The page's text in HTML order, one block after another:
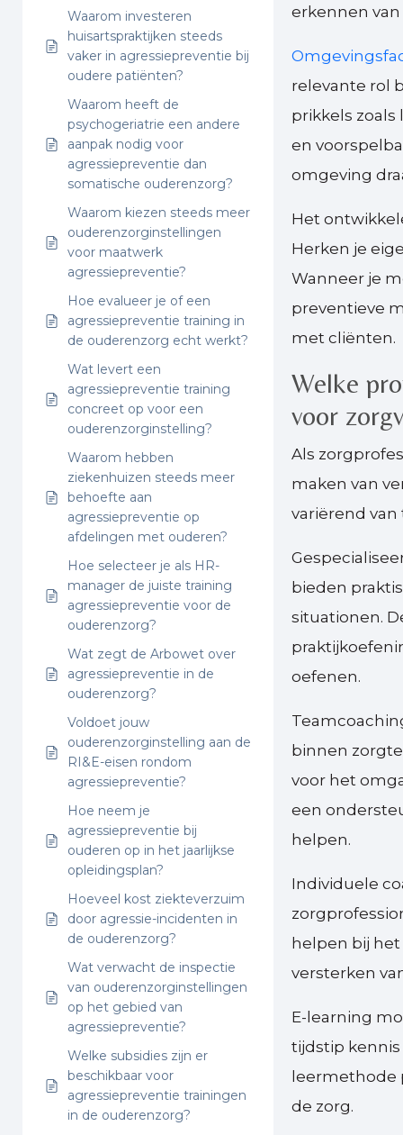
Waarom investeren
huisartspraktijken steeds
vaker in agressiepreventie bij
oudere patiënten?
Waarom heeft de
psychogeriatrie een andere
aanpak nodig voor
agressiepreventie dan
somatische ouderenzorg?
Waarom kiezen steeds meer
ouderenzorginstellingen
voor maatwerk
agressiepreventie?
Hoe evalueer je of een
agressiepreventie training in
de ouderenzorg echt werkt?
Wat levert een
agressiepreventie training
concreet op voor een
ouderenzorginstelling?
Waarom hebben
ziekenhuizen steeds meer
behoefte aan
agressiepreventie op
afdelingen met ouderen?
Hoe selecteer je als HR-
manager de juiste training
agressiepreventie voor de
ouderenzorg?
Wat zegt de Arbowet over
agressiepreventie in de
ouderenzorg?
Voldoet jouw
ouderenzorginstelling aan de
RI&E-eisen rondom
agressiepreventie?
Hoe neem je
agressiepreventie bij
ouderen op in het jaarlijkse
opleidingsplan?
Hoeveel kost ziekteverzuim
door agressie-incidenten in
de ouderenzorg?
Wat verwacht de inspectie
van ouderenzorginstellingen
op het gebied van
agressiepreventie?
Welke subsidies zijn er
beschikbaar voor
agressiepreventie trainingen
in de ouderenzorg?
erkennen
relevante rol
prikkels
en
omgeving
Het
Herken je
Wanneer je
preventieve
met cliënten.
Welke
voor
Als
maken van
variërend
bieden
situationen.
oefenen.
binnen
voor het
een
helpen.
Individuele
helpen bij
versterken
E-learning
tijdstip
leermethode
de zorg.